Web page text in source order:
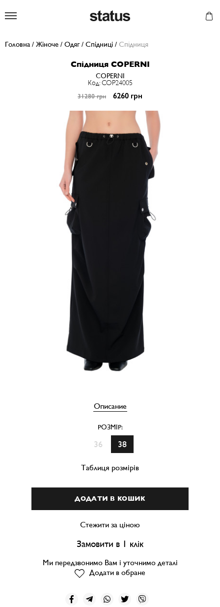
Головна / Жіноче / Одяг/ Спідниці / Спiдниця
Спiдниця COPERNI
COPERNI
Код: COP24005
31280 грн 6260 грн
Описание
РОЗМІР:
36 38
Таблиця розмірів
ДОДАТИ В КОШИК
Стежити за ціною
Замовити в 1 клік
Ми передзвонимо Вам і уточнимо деталі
Додати в обране